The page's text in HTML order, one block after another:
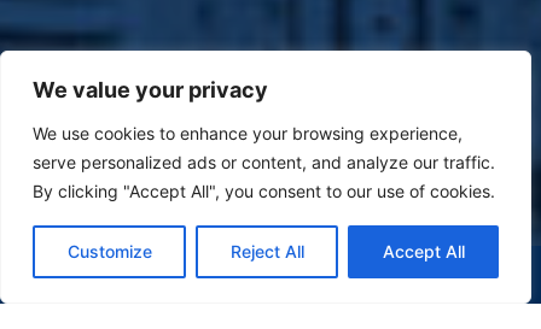
We value your privacy
We use cookies to enhance your browsing experience,
serve personalized ads or content, and analyze our traffic.
By clicking "Accept All", you consent to our use of cookies.
Customize Reject All Accept All
(47) 9 9977-7630